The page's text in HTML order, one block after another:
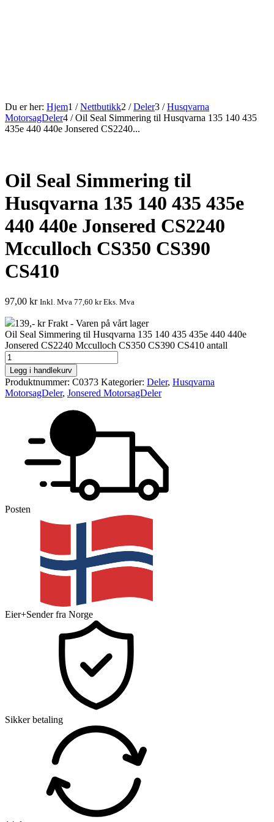
Du er her: Hjem1 / Nettbutikk2 / Deler3 / Husqvarna
MotorsagDeler4 / Oil Seal Simmering til Husqvarna 135 140 435
435e 440 440e Jonsered CS2240...
Oil Seal Simmering til
Husqvarna 135 140 435 435e
440 440e Jonsered CS2240
Mcculloch CS350 CS390
CS410
97,00 kr Inkl. Mva 77,60 krEks. Mva
139,- kr Frakt - Varen på vårt lager
Oil Seal Simmering til Husqvarna 135 140 435 435e 440 440e
Jonsered CS2240 Mcculloch CS350 CS390 CS410 antall
Legg i handlekurv
Produktnummer: C0373 Kategorier: Deler, Husqvarna
MotorsagDeler, Jonsered MotorsagDeler
Posten
Eier+Sender fra Norge
Sikker betaling